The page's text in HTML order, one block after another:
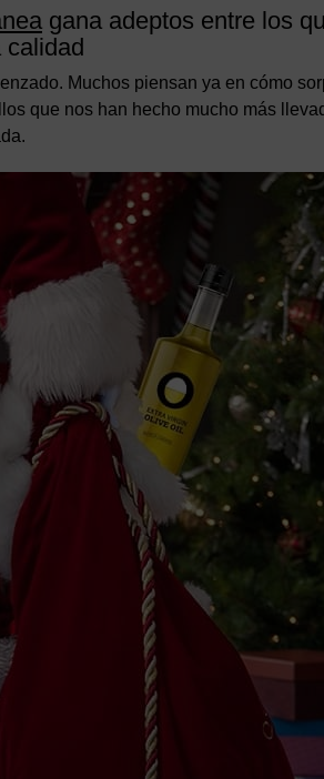
gana adeptos entre los
calidad
Muchos piensan ya en cómo
que nos han hecho mucho más